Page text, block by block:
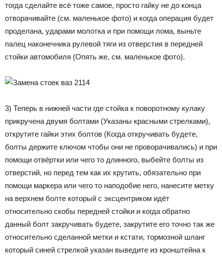
тогда сделайте всё тоже самое, просто гайку не до конца
отворачивайте (см. маленькое фото) и когда операция будет
проделана, ударами молотка и при помощи лома, выньте
палец наконечника рулевой тяги из отверстия в передней
стойки автомобиля (Опять же, см. маленькое фото).
3) Теперь в нижней части где стойка к поворотному кулаку
прикручена двумя болтами (Указаны красными стрелками),
открутите гайки этих болтов (Когда откручивать будете,
болты держите ключом чтобы они не проворачивались) и при
помощи отвёртки или чего то длинного, выбейте болты из
отверстий, но перед тем как их крутить, обязательно при
помощи маркера или чего то наподобие него, нанесите метку
на верхнем болте который с эксцентриком идёт
относительно скобы передней стойки и когда обратно
данный болт закручивать будете, закрутите его точно так же
относительно сделанной метки и кстати, тормозной шланг
который синей стрелкой указан выведите из кронштейна к